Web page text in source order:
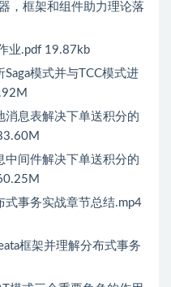
，框架和组件助力理论落
业.pdf 19.87kb
模式并与TCC模式进
息表解决下单送积分的
间件解决下单送积分的
事务实战章节总结.mp4
框架并理解分布式事务